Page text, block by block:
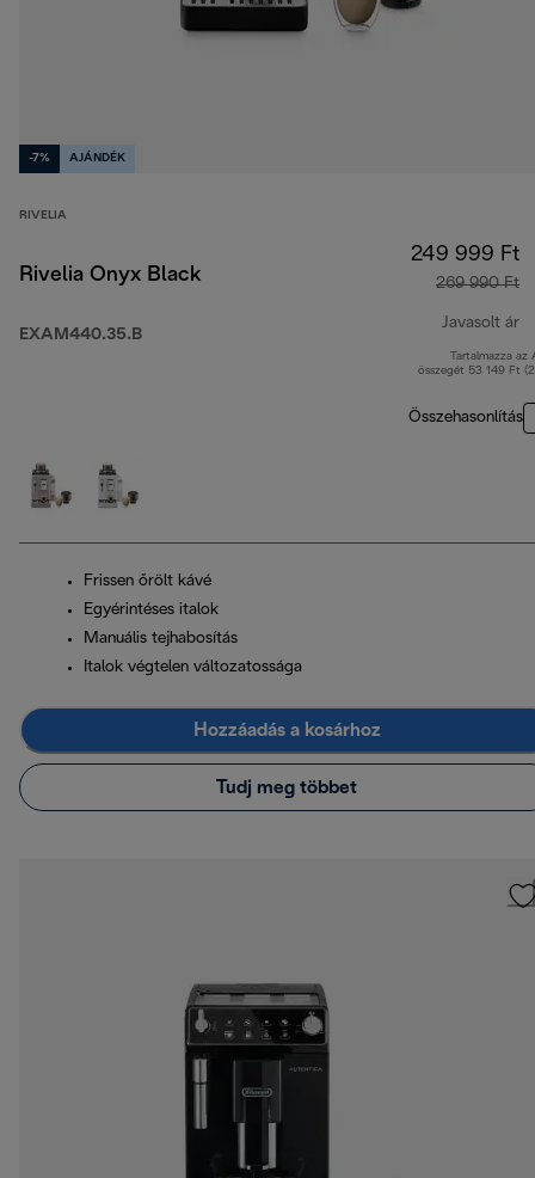
-7% AJÁNDÉK
RIVELIA
Rivelia Onyx Black
EXAM440.35.B
249 999 Ft
269 990 Ft
Javasolt ár
Tartalmazza az
összegét 53 149 Ft
Összehasonlítás
Frissen őrölt kávé
Egyérintéses italok
Manuális tejhabosítás
Italok végtelen változatossága
Hozzáadás a kosárhoz
Tudj meg többet